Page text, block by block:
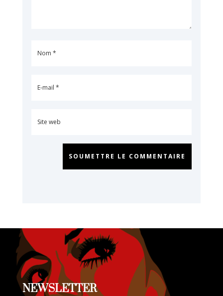
SOUMETTRE LE COMMENTAIRE
NEWSLETTER